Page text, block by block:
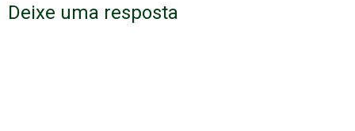
Deixe uma resposta